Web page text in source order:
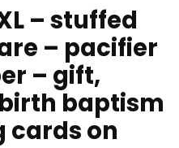
– stuffed
– pacifier
– gift,
baptism
cards on